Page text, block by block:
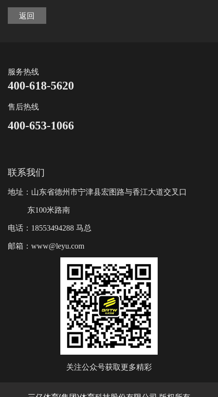
返回
服务热线
400-618-5620
售后热线
400-653-1066
联系我们
地址：山东省德州市宁津县宏图路与香江大道交叉口
东100米路南
电话：18553494288 马总
邮箱：www@leyu.com
关注公众号获取更多精彩